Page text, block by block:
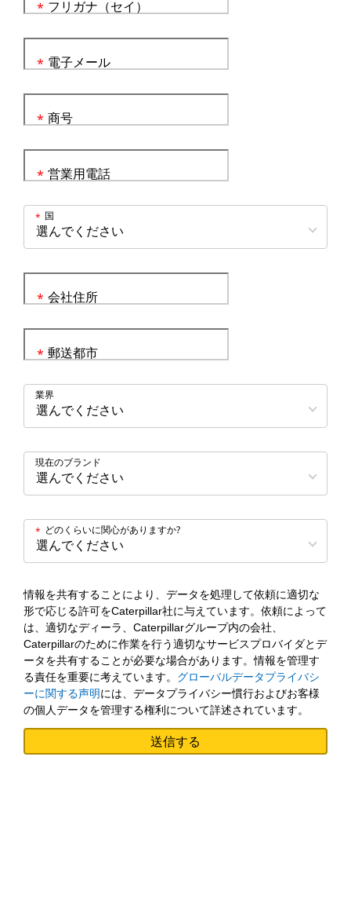
フリガナ（セイ）
*
電子メール
*
商号
*
営業用電話
*
国
*
会社住所
*
郵送都市
*
業界
現在のブランド
どのくらいに関心がありますか?
*
情報を共有することにより、データを処理して依頼に適切な
形で応じる許可をCaterpillar社に与えています。依頼によって
は、適切なディーラ、Caterpillarグループ内の会社、
Caterpillarのために作業を行う適切なサービスプロバイダとデ
ータを共有することが必要な場合があります。情報を管理す
る責任を重要に考えています。 グローバルデータプライバシ
ーに関する声明には、データプライバシー慣行およびお客様
の個人データを管理する権利について詳述されています。